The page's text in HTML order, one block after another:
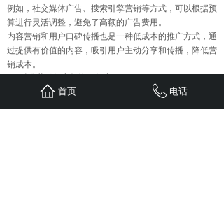
例如，社交媒体广告、搜索引擎营销等方式，可以根据预
算进行灵活调整，避免了高额的广告费用。
内容营销和用户口碑传播也是一种低成本的推广方式，通
过提供有价值的内容，吸引用户主动分享和传播，降低营
销成本。
全网营销可以通过数据分析和精准定位，将新品推广给目
首页 电话